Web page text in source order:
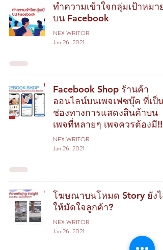
ทำความเข้าใจกลุ่มเป้าหมาย
บน Facebook
NEX WRITOR
Jan 26, 2021
Facebook Shop ร้านค้า
ออนไลน์บนเพจเฟซบุ๊ค ที่เป็น
ช่องทางการแสดงสินค้าบน
เพจที่หลายๆ เพจควรต้องมี!!
NEX WRITOR
Jan 26, 2021
โฆษณาบนโหมด Story ยังไง
ให้มัดใจลูกค้า?
NEX WRITOR
Jan 26, 2021